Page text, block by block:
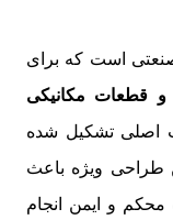
صنعتی است که برای
و قطعات مکانیکی
اصلی تشکیل شده
طراحی ویژه باعث
و ایمن انجام